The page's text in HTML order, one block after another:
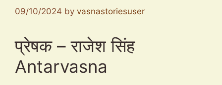
09/10/2024 by vasnastoriesuser
प्रेषक – राजेश सिंह
Antarvasna